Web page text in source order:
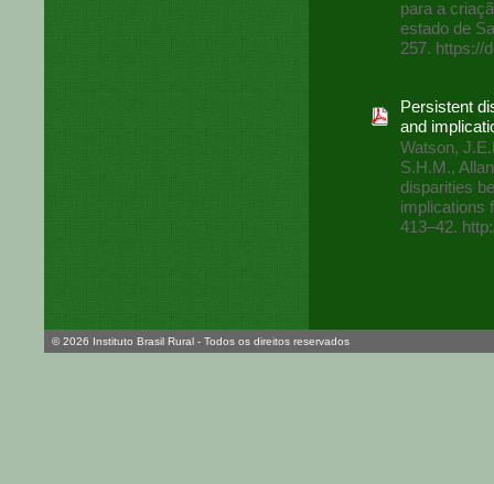
para a
estado de
257. https://
Persistent
and
Watson,
S.H.M.,
disparities
implications
413–42.
© 2026 Instituto Brasil Rural - Todos os direitos reservados